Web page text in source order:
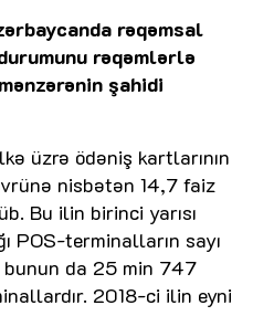
rəqəmsal
rəqəmlərlə
şahidi
üzrə ödəniş kartlarının
nisbətən 14,7 faiz
Bu ilin birinci yarısı
POS-terminalların sayı
da 25 min 747
2018-ci ilin eyni